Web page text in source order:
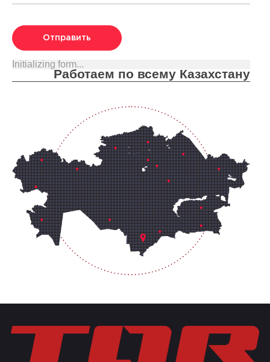
Отправить
Initializing form...
Работаем по всему Казахстану